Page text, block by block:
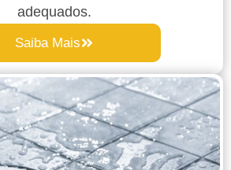
adequados.
Saiba Mais